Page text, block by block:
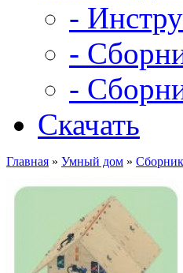
-
-
-
Скачать
Главная » Умный дом »